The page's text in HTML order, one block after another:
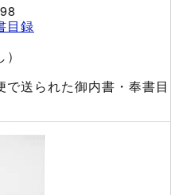
目録
で送られた御内書・奉書目